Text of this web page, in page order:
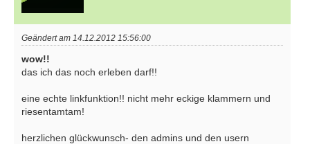
Geändert am 14.12.2012 15:56:00
wow!!
das ich das noch erleben darf!!
eine echte linkfunktion!! nicht mehr eckige klammern und
riesentamtam!
herzlichen glückwunsch- den admins und den usern